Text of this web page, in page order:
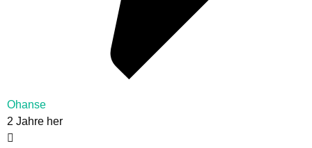
Ohanse
2 Jahre her